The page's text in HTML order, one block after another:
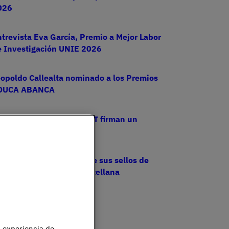
Eva García, Premio a Mejor Labor
Investigación UNIE 2026
Callealta nominado a los Premios
ABANCA
Universidad y el COIT firman un
Universidad expande sus sellos de
en su Campus Castellana